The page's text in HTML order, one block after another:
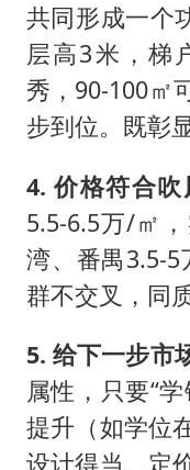
共同形成一个
层高3米，梯
秀，90-100㎡
步到位。既彰
4. 价格符合吹
5.5-6.5万/㎡
湾、番禺3.5-
群不交叉，同
5. 给下一步市
属性，只要“
提升（如学位
设计得当、定